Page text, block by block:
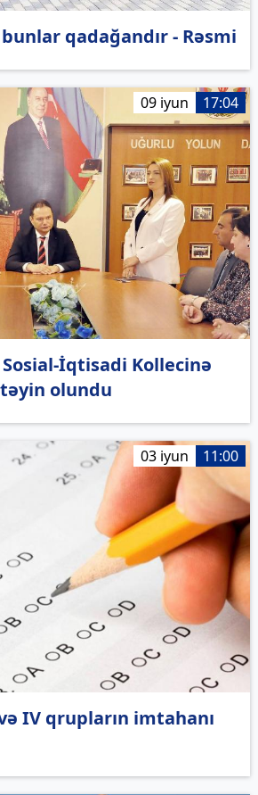
bunlar qadağandır - Rəsmi
09 iyun 17:04
İqtisadi Kollecinə
olundu
03 iyun 11:00
IV qrupların imtahanı